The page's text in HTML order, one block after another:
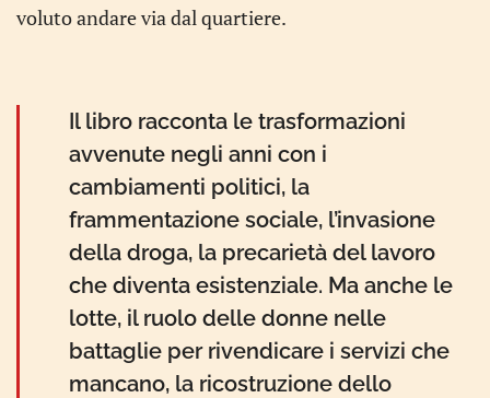
voluto andare via dal quartiere.
Il libro racconta le trasformazioni
avvenute negli anni con i
cambiamenti politici, la
frammentazione sociale, l’invasione
della droga, la precarietà del lavoro
che diventa esistenziale. Ma anche le
lotte, il ruolo delle donne nelle
battaglie per rivendicare i servizi che
mancano, la ricostruzione dello